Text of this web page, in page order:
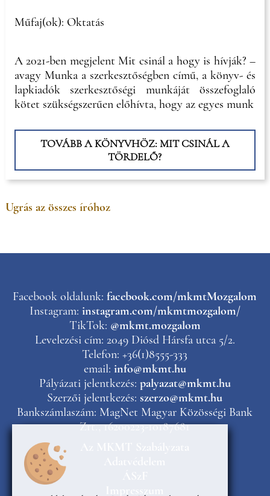
Műfaj(ok): Oktatás
A 2021-ben megjelent Mit csinál a hogy is hívják? –
avagy Munka a szerkesztőségben című, a könyv- és
lapkiadók szerkesztőségi munkáját összefoglaló
kötet szükségszerűen előhívta, hogy az egyes munk
TOVÁBB A KÖNYVHÖZ: MIT CSINÁL A
TÖRDELŐ?
Ugrás az összes íróhoz
Facebook oldalunk:facebook.com/mkmtMozgalom
Instagram: instagram.com/mkmtmozgalom/
TikTok: @mkmt.mozgalom
Levelezési cím: 2049 Diósd Hársfa utca 5/2.
Telefon: +36(1)8555-333
email: info@mkmt.hu
Pályázati jelentkezés: palyazat@mkmt.hu
Szerzői jelentkezés:szerzo@mkmt.hu
Bankszámlaszám: MagNet Magyar Közösségi Bank
Zrt., 16200223-10187681